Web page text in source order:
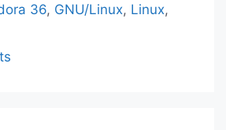
36, GNU/Linux, Linux,